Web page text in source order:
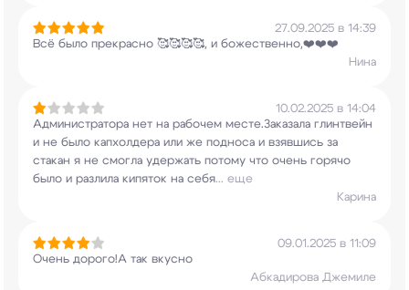
27.09.2025 в 14:39
Всё было прекрасно 🥰🥰🥰🥰, и божественно,❤️❤️❤️
Нина
10.02.2025 в 14:04
Администратора нет на рабочем месте.Заказала глинтвейн
и не было капхолдера или же подноса и взявшись за
стакан я не смогла удержать потому что очень горячо
было и разлила кипяток на себя... еще
Карина
09.01.2025 в 11:09
Очень дорого!А так вкусно
Абкадирова Джемиле